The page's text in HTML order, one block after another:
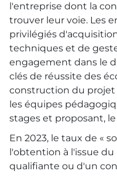
l'entreprise dont la
trouver leur voie. Les
privilégiés
techniques et de
engagement dans le
clés de réussite des
construction du projet
les équipes
stages et proposant,
En 2023, le taux de «
l'obtention à l'issue
qualifiante ou d'un